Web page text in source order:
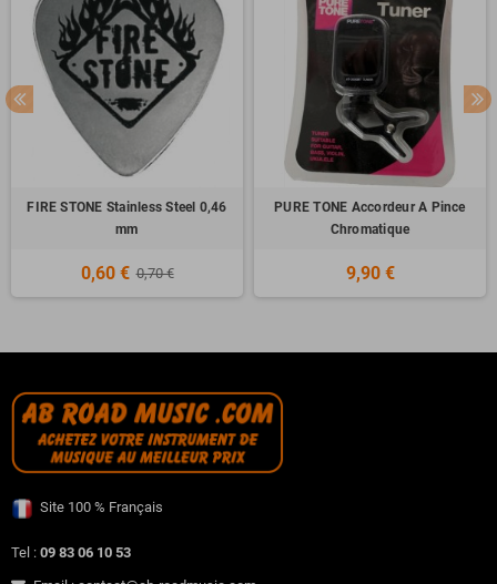
FIRE STONE Stainless Steel 0,46
mm
0,60 € 0,70 €
PURE TONE Accordeur A Pince
Chromatique
9,90 €
Site 100 % Français
Tel : 09 83 06 10 53